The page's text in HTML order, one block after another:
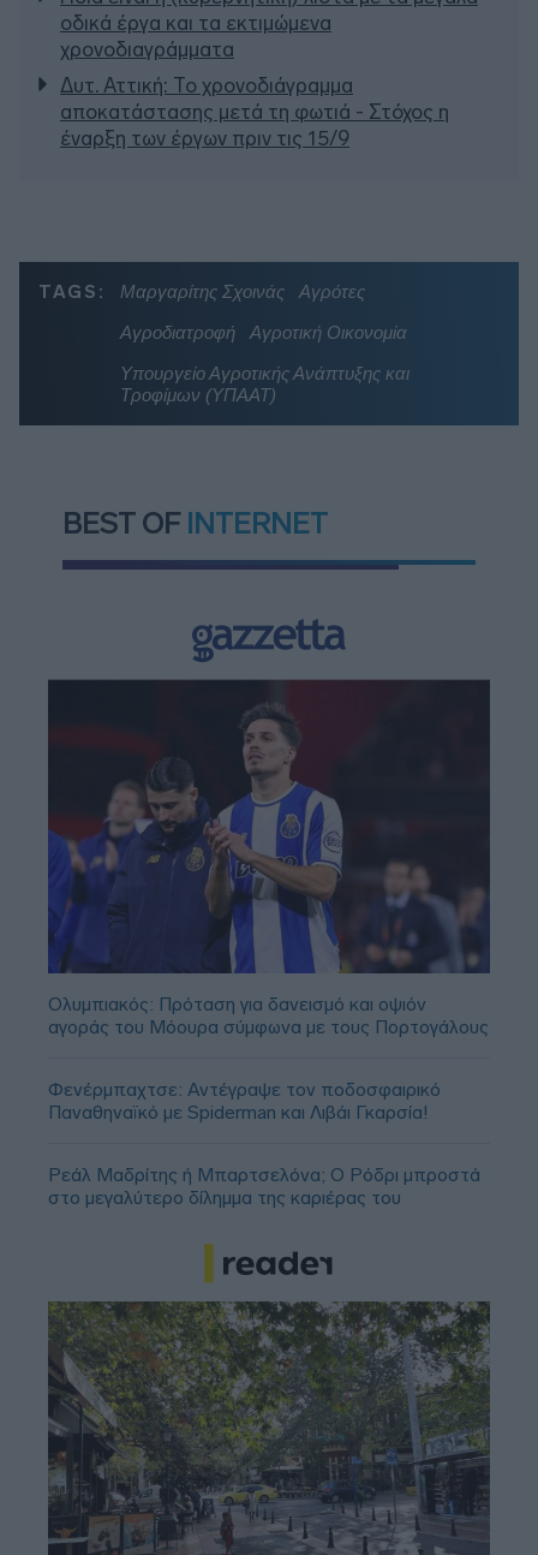
οδικά έργα και τα εκτιμώμενα
χρονοδιαγράμματα
Δυτ. Αττική: Το χρονοδιάγραμμα
αποκατάστασης μετά τη φωτιά - Στόχος η
έναρξη των έργων πριν τις 15/9
TAGS: Μαργαρίτης Σχοινάς
Αγρότες
Αγροδιατροφή
Αγροτική Οικονομία
Υπουργείο Αγροτικής Ανάπτυξης και
Τροφίμων (ΥΠΑΑΤ)
BEST OF INTERNET
Ολυμπιακός: Πρόταση για δανεισμό και οψιόν
αγοράς του Μόουρα σύμφωνα με τους Πορτογάλους
Φενέρμπαχτσε: Αντέγραψε τον ποδοσφαιρικό
Παναθηναϊκό με Spiderman και Λιβάι Γκαρσία!
Ρεάλ Μαδρίτης ή Μπαρτσελόνα; Ο Ρόδρι μπροστά
στο μεγαλύτερο δίλημμα της καριέρας του